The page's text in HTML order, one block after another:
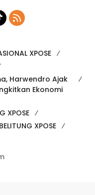
XPOSE
Harwendro Ajak
Ekonomi
XPOSE
BELITUNG XPOSE